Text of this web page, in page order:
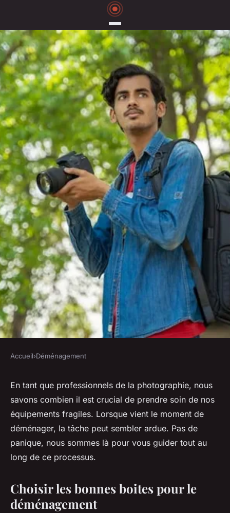
DÉMÉNAGEMENT
Comment préparer un
déménagement pour les
professionnels de la
photographie avec
équipement fragile?
Accueil›Déménagement
En tant que professionnels de la photographie, nous
savons combien il est crucial de prendre soin de nos
équipements fragiles. Lorsque vient le moment de
déménager, la tâche peut sembler ardue. Pas de
panique, nous sommes là pour vous guider tout au
long de ce processus.
Choisir les bonnes boites pour le
déménagement